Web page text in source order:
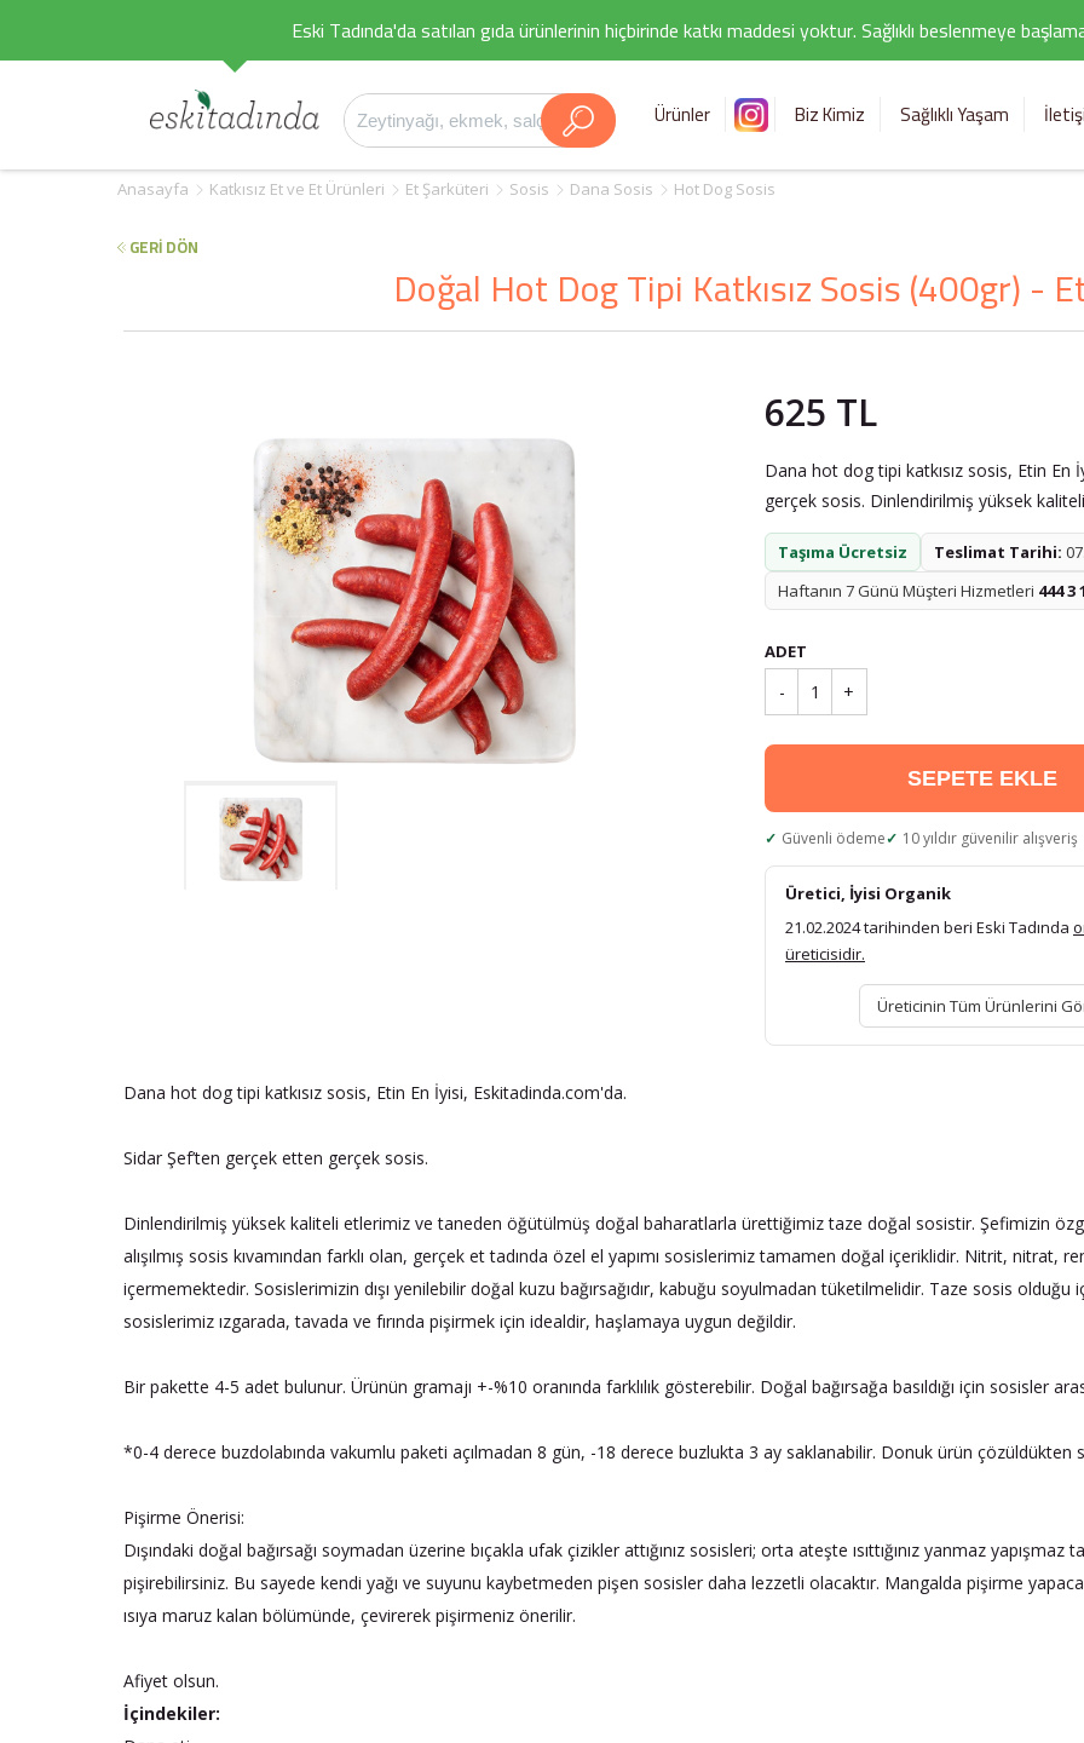
Eski Tadında'da satılan gıda ürünlerinin hiçbirinde katkı maddesi yoktur. Sağlıklı beslenmeye
Ürünler Biz Kimiz Sağlıklı Yaşam
Anasayfa Katkısız Et ve Et Ürünleri Et Şarküteri Sosis Dana Sosis Hot Dog Sosis
GERİ DÖN
Doğal Hot Dog Tipi Katkısız Sosis (400gr) -
625 TL
Dana hot dog tipi katkısız sosis, Etin En
gerçek sosis. Dinlendirilmiş yüksek
Taşıma Ücretsiz Teslimat Tarihi:
Haftanın 7 Günü Müşteri Hizmetleri 444 3
ADET
- 1 +
SEPETE EKLE
Güvenli ödeme 10 yıldır güvenilir alışveriş
Üretici, İyisi Organik
21.02.2024 tarihinden beri Eski Tadında
üreticisidir.
Üreticinin Tüm Ürünlerini
Dana hot dog tipi katkısız sosis, Etin En İyisi, Eskitadinda.com'da.
Sidar Şef’ten gerçek etten gerçek sosis.
Dinlendirilmiş yüksek kaliteli etlerimiz ve taneden öğütülmüş doğal baharatlarla ürettiğimiz taze doğal sosistir. Şefimizin
alışılmış sosis kıvamından farklı olan, gerçek et tadında özel el yapımı sosislerimiz tamamen doğal içeriklidir. Nitrit, nitrat,
içermemektedir. Sosislerimizin dışı yenilebilir doğal kuzu bağırsağıdır, kabuğu soyulmadan tüketilmelidir. Taze sosis olduğu
sosislerimiz ızgarada, tavada ve fırında pişirmek için idealdir, haşlamaya uygun değildir.
Bir pakette 4-5 adet bulunur. Ürünün gramajı +-%10 oranında farklılık gösterebilir. Doğal bağırsağa basıldığı için sosisler
*0-4 derece buzdolabında vakumlu paketi açılmadan 8 gün, -18 derece buzlukta 3 ay saklanabilir. Donuk ürün çözüldükten
Pişirme Önerisi:
Dışındaki doğal bağırsağı soymadan üzerine bıçakla ufak çizikler attığınız sosisleri; orta ateşte ısıttığınız yanmaz
pişirebilirsiniz. Bu sayede kendi yağı ve suyunu kaybetmeden pişen sosisler daha lezzetli olacaktır. Mangalda pişirme
ısıya maruz kalan bölümünde, çevirerek pişirmeniz önerilir.
Afiyet olsun.
İçindekiler: